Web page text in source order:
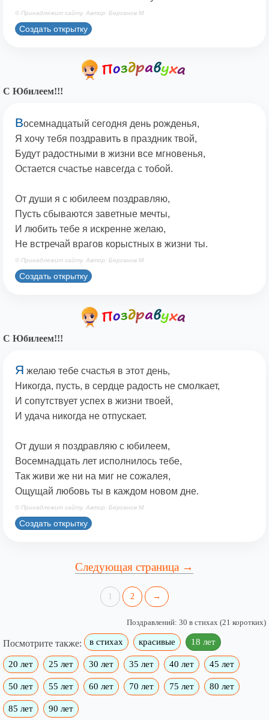
© Принадлежит сайту. Автор: Берсанов М.
Создать открытку
С Юбилеем!!!
Восемнадцатый сегодня день рожденья,
Я хочу тебя поздравить в праздник твой,
Будут радостными в жизни все мгновенья,
Остается счастье навсегда с тобой.
От души я с юбилеем поздравляю,
Пусть сбываются заветные мечты,
И любить тебе я искренне желаю,
Не встречай врагов корыстных в жизни ты.
© Принадлежит сайту. Автор: Берсанов М.
Создать открытку
С Юбилеем!!!
Я желаю тебе счастья в этот день,
Никогда, пусть, в сердце радость не смолкает,
И сопутствует успех в жизни твоей,
И удача никогда не отпускает.
От души я поздравляю с юбилеем,
Восемнадцать лет исполнилось тебе,
Так живи же ни на миг не сожалея,
Ощущай любовь ты в каждом новом дне.
© Принадлежит сайту. Автор: Берсанов М.
Создать открытку
Следующая страница →
1 2 →
Поздравлений: 30 в стихах (21 коротких)
Посмотрите также: в стихах красивые 18 лет
20 лет 25 лет 30 лет 35 лет 40 лет 45 лет
50 лет 55 лет 60 лет 70 лет 75 лет 80 лет
85 лет 90 лет